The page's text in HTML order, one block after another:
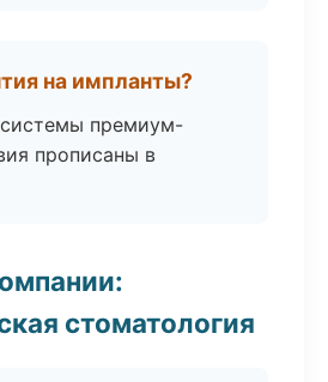
на импланты?
премиум-
прописаны в
стоматология